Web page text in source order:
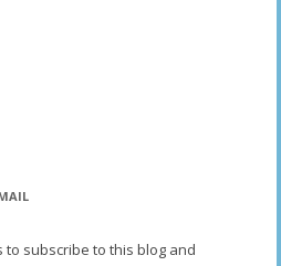
subscribe to this blog and